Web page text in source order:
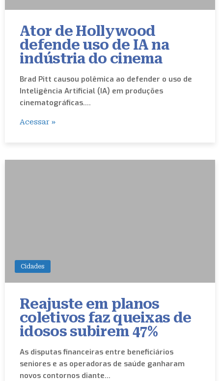
Ator de Hollywood
defende uso de IA na
indústria do cinema
Brad Pitt causou polêmica ao defender o uso de
Inteligência Artificial (IA) em produções
cinematográficas.…
Acessar »
Cidades
Reajuste em planos
coletivos faz queixas de
idosos subirem 47%
As disputas financeiras entre beneficiários
seniores e as operadoras de saúde ganharam
novos contornos diante…